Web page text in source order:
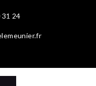
31 24